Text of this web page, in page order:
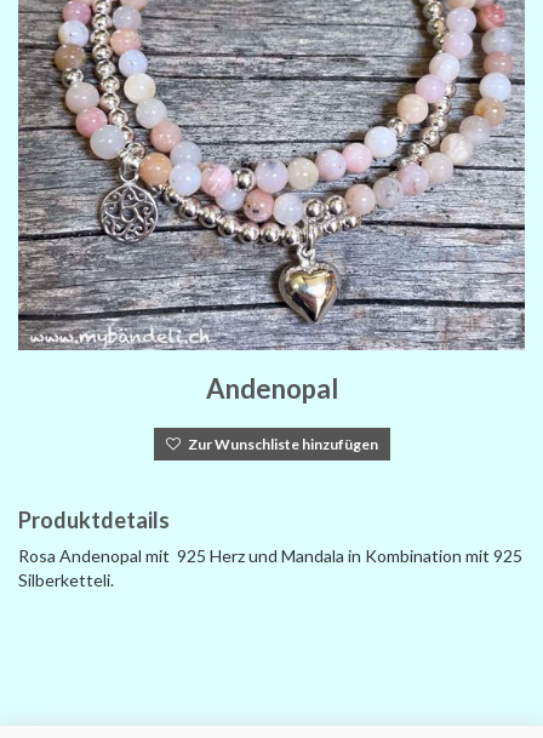
Andenopal
Zur Wunschliste hinzufügen
Produktdetails
Rosa Andenopal mit 925 Herz und Mandala in Kombination mit 925
Silberketteli.